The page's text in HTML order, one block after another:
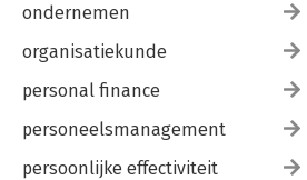
ondernemen
organisatiekunde
personal finance
personeelsmanagement
persoonlijke effectiviteit